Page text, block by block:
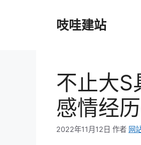
吱哇建站
不止大S
感情经
2022年11月12日 作者 网